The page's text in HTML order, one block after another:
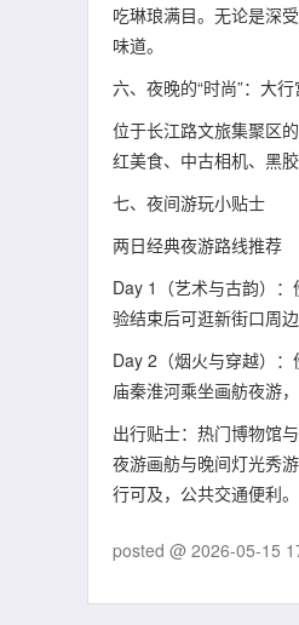
吃琳琅满目。无论是深
味道。
六、夜晚的“时尚”：大
位于长江路文旅集聚区
红美食、中古相机、黑
七、夜间游玩小贴士
两日经典夜游路线推荐
Day 1（艺术与古韵）
验结束后可逛新街口周
Day 2（烟火与穿越）
庙秦淮河乘坐画舫夜游
出行贴士：热门博物馆
夜游画舫与晚间灯光秀
行可及，公共交通便利
posted @ 2026-05-15